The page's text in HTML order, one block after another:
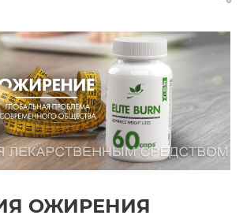
ОЖИРЕНИЯ